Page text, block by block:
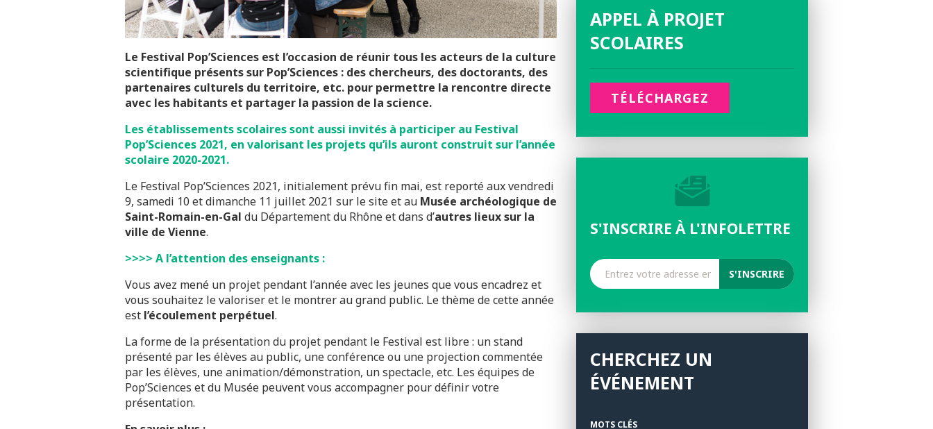
Le Festival Pop’Sciences est l’occasion de réunir tous les acteurs de la culture
scientifique présents sur Pop’Sciences : des chercheurs, des doctorants, des
partenaires culturels du territoire, etc. pour permettre la rencontre directe
avec les habitants et partager la passion de la science.
Les établissements scolaires sont aussi invités à participer au Festival
Pop’Sciences 2021, en valorisant les projets qu’ils auront construit sur l’année
scolaire 2020-2021.
Le Festival Pop’Sciences 2021, initialement prévu fin mai, est reporté aux vendredi
9, samedi 10 et dimanche 11 juillet 2021 sur le site et au Musée archéologique de
Saint-Romain-en-Gal du Département du Rhône et dans d’autres lieux sur la
ville de Vienne.
>>>> A l’attention des enseignants :
Vous avez mené un projet pendant l’année avec les jeunes que vous encadrez et
vous souhaitez le valoriser et le montrer au grand public. Le thème de cette année
est l’écoulement perpétuel.
La forme de la présentation du projet pendant le Festival est libre : un stand
présenté par les élèves au public, une conférence ou une projection commentée
par les élèves, une animation/démonstration, un spectacle, etc. Les équipes de
Pop’Sciences et du Musée peuvent vous accompagner pour définir votre
présentation.
APPEL À PROJET
SCOLAIRES
TÉLÉCHARGEZ
S'INSCRIRE À L'INFOLETTRE
CHERCHEZ UN
ÉVÉNEMENT
MOTS CLÉS